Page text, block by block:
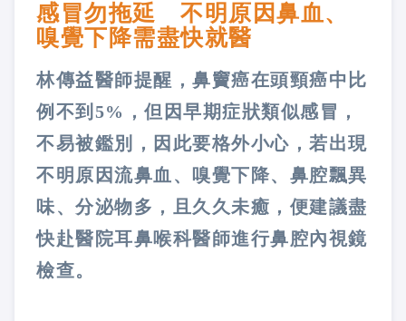
感冒勿拖延 不明原因鼻血、
嗅覺下降需盡快就醫
林傳益醫師提醒，鼻竇癌在頭頸癌中比
例不到5%，但因早期症狀類似感冒，
不易被鑑別，因此要格外小心，若出現
不明原因流鼻血、嗅覺下降、鼻腔飄異
味、分泌物多，且久久未癒，便建議盡
快赴醫院耳鼻喉科醫師進行鼻腔內視鏡
檢查。